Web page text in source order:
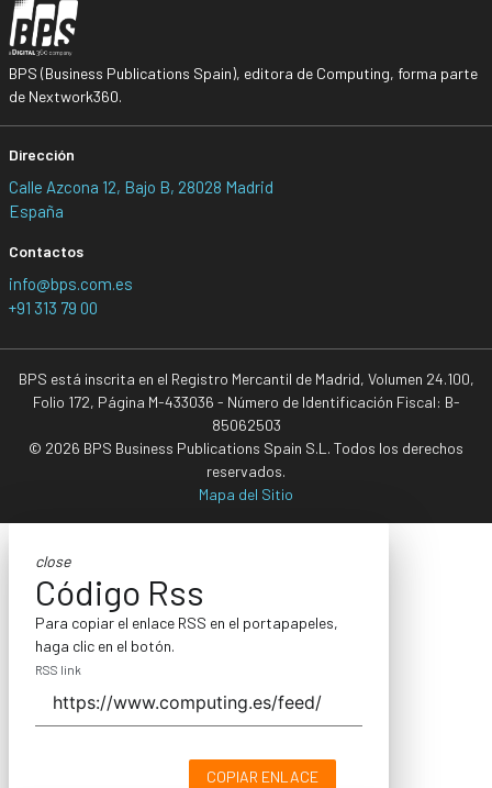
BPS (Business Publications Spain), editora de Computing, forma parte
de Nextwork360.
Dirección
Calle Azcona 12, Bajo B, 28028 Madrid
España
Contactos
info@bps.com.es
+91 313 79 00
BPS está inscrita en el Registro Mercantil de Madrid, Volumen 24.100,
Folio 172, Página M-433036 - Número de Identificación Fiscal: B-
85062503
© 2026 BPS Business Publications Spain S.L. Todos los derechos
reservados.
Mapa del Sitio
close
Código Rss
Para copiar el enlace RSS en el portapapeles,
haga clic en el botón.
RSS link
COPIAR ENLACE